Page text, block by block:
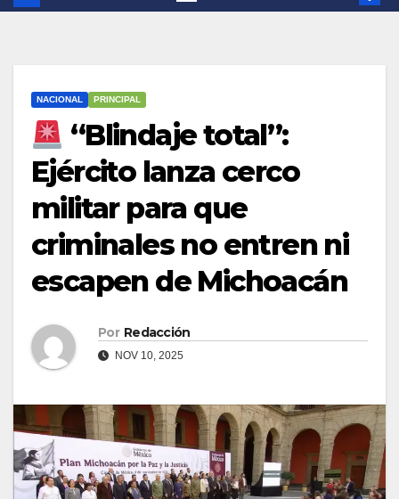
NACIONAL PRINCIPAL
“Blindaje total”:
Ejército lanza cerco
militar para que
criminales no entren ni
escapen de Michoacán
Por Redacción
NOV 10, 2025